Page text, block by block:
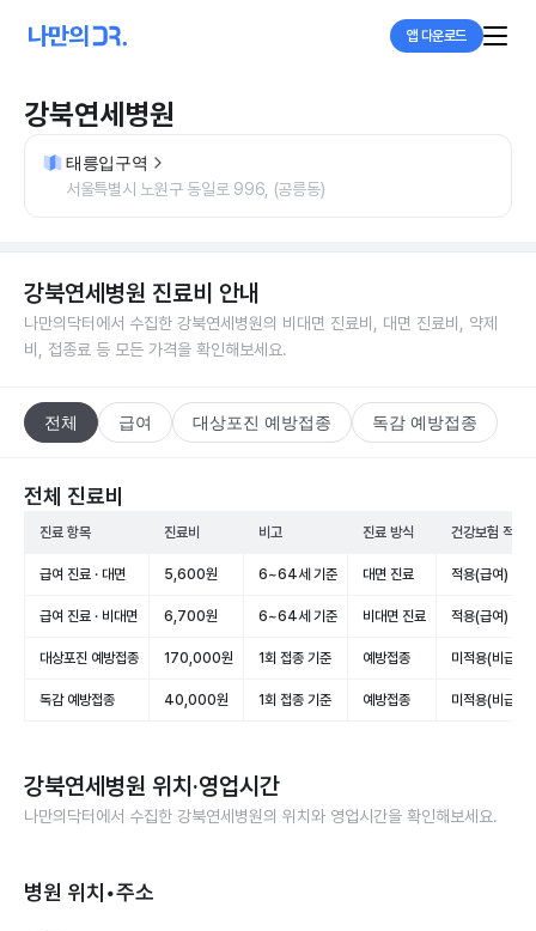
앱 다운로드
강북연세병원
태릉입구역
서울특별시 노원구 동일로 996, (공릉동)
강북연세병원 진료비 안내
나만의닥터에서 수집한 강북연세병원의 비대면 진료비, 대면 진료비, 약제
비, 접종료 등 모든 가격을 확인해보세요.
전체 급여 대상포진 예방접종 독감 예방접종
전체 진료비
진료 항목 진료비 비고 진료 방식 건강보험 적용
급여 진료 · 대면 5,600원 6~64세 기준 대면 진료 적용(급여)
급여 진료 · 비대면 6,700원 6~64세 기준 비대면 진료 적용(급여)
대상포진 예방접종 170,000원 1회 접종 기준 예방접종 미적용(비급여)
독감 예방접종 40,000원 1회 접종 기준 예방접종 미적용(비급여)
강북연세병원 위치·영업시간
나만의닥터에서 수집한 강북연세병원의 위치와 영업시간을 확인해보세요.
병원 위치•주소